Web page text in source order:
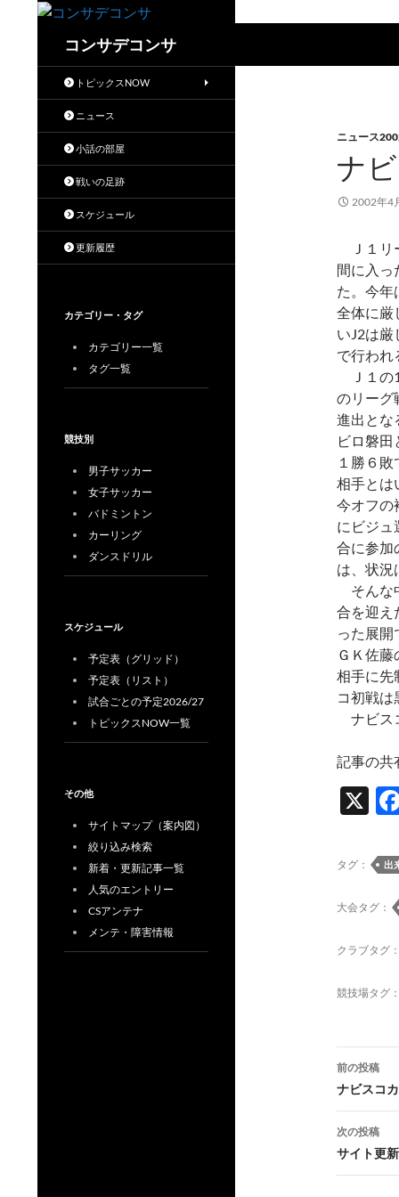
コンサデコンサ
ニュース
ナ
2002年4
Ｊ１リ
間に入っ
た。今年
全体に厳
いJ2は厳
で行われ
Ｊ１の
のリーグ
進出とな
ビロ磐
１勝６
相手とは
今オフの
にビジュ
合に参加
は、状況
そんな
合を迎え
った展開
ＧＫ佐
相手に先
コ初戦は
ナビス
記事の共
X
タグ： 出
大会タグ：
クラブタグ：
競技場タグ：
投
稿
ナ
ビ
ゲ
前の投稿
ナビスコ
次の投稿
サイト更
トピックスNOW
ニュース
小話の部屋
戦いの足跡
スケジュール
更新履歴
カテゴリー・タグ
カテゴリー一覧
タグ一覧
競技別
男子サッカー
女子サッカー
バドミントン
カーリング
ダンスドリル
スケジュール
予定表（グリッド）
予定表（リスト）
試合ごとの予定2026/27
トピックスNOW一覧
その他
サイトマップ（案内図）
絞り込み検索
新着・更新記事一覧
人気のエントリー
CSアンテナ
メンテ・障害情報